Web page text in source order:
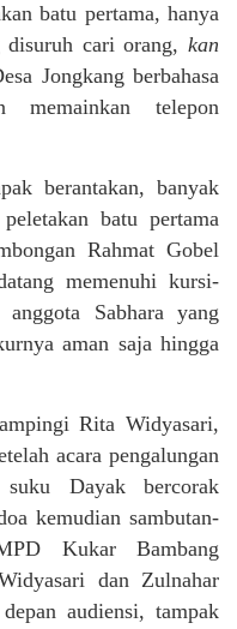
batu pertama, hanya
disuruh cari orang, kan
Jongkang berbahasa
telepon
berantakan, banyak
batu pertama
Rahmat Gobel
memenuhi kursi-
Sabhara yang
aman saja hingga
Rita Widyasari,
acara pengalungan
Dayak bercorak
kemudian sambutan-
Kukar Bambang
dan Zulnahar
audiensi, tampak